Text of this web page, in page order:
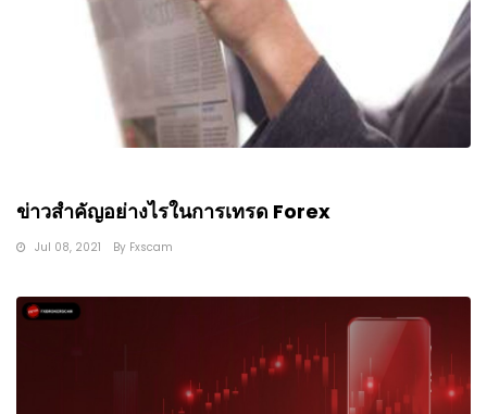
ข่าวสำคัญอย่างไรในการเทรด Forex
Jul 08, 2021 By Fxscam